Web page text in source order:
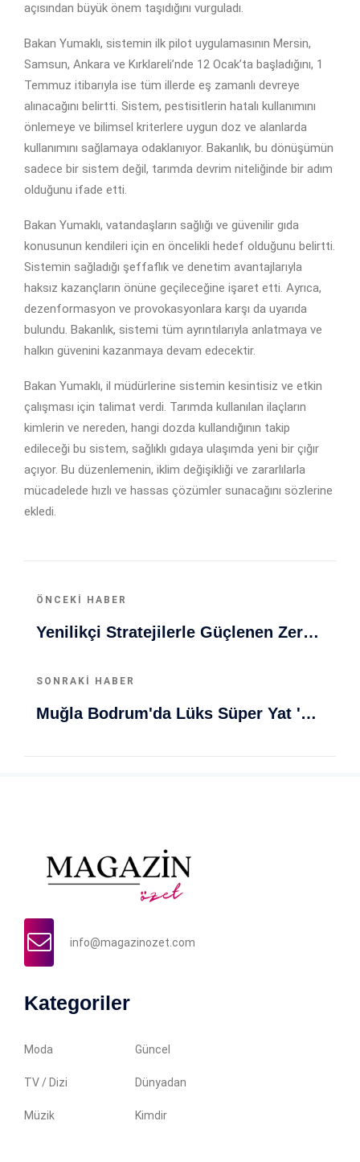
açısından büyük önem taşıdığını vurguladı.
Bakan Yumaklı, sistemin ilk pilot uygulamasının Mersin,
Samsun, Ankara ve Kırklareli’nde 12 Ocak’ta başladığını, 1
Temmuz itibarıyla ise tüm illerde eş zamanlı devreye
alınacağını belirtti. Sistem, pestisitlerin hatalı kullanımını
önlemeye ve bilimsel kriterlere uygun doz ve alanlarda
kullanımını sağlamaya odaklanıyor. Bakanlık, bu dönüşümün
sadece bir sistem değil, tarımda devrim niteliğinde bir adım
olduğunu ifade etti.
Bakan Yumaklı, vatandaşların sağlığı ve güvenilir gıda
konusunun kendileri için en öncelikli hedef olduğunu belirtti.
Sistemin sağladığı şeffaflık ve denetim avantajlarıyla
haksız kazançların önüne geçileceğine işaret etti. Ayrıca,
dezenformasyon ve provokasyonlara karşı da uyarıda
bulundu. Bakanlık, sistemi tüm ayrıntılarıyla anlatmaya ve
halkın güvenini kazanmaya devam edecektir.
Bakan Yumaklı, il müdürlerine sistemin kesintisiz ve etkin
çalışması için talimat verdi. Tarımda kullanılan ilaçların
kimlerin ve nereden, hangi dozda kullandığının takip
edileceği bu sistem, sağlıklı gıdaya ulaşımda yeni bir çığır
açıyor. Bu düzenlemenin, iklim değişikliği ve zararlılarla
mücadelede hızlı ve hassas çözümler sunacağını sözlerine
ekledi.
ÖNCEKI HABER
Yenilikçi Stratejilerle Güçlenen Zeray GYO'dan Büyük Güven Ve Büyüme Vizyonu
SONRAKI HABER
Muğla Bodrum'da Lüks Süper Yat 'Golden Odyssey' Demirledi
info@magazinozet.com
Kategoriler
Moda Güncel
TV / Dizi Dünyadan
Müzik Kimdir